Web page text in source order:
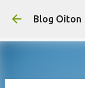
Blog Oiton